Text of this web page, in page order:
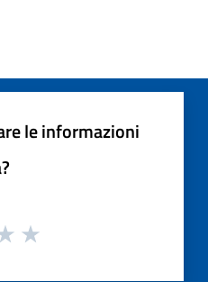
le informazioni